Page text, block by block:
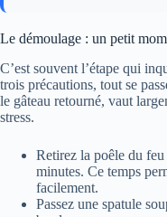
bords.
intérieur contre la
Retournez d’un geste
l’assiette collée à la
Vous découvrez alors les
caramel, qui forment le
pas parfaitement régulier,
feront oublier la moindre